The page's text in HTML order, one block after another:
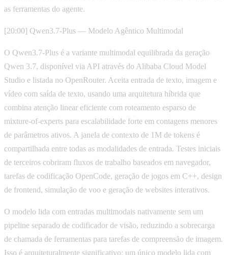
as ferramentas do agente.
[20:00] Qwen3.7-Plus — Modelo Agêntico Multimodal
O Qwen3.7-Plus é a variante multimodal equilibrada da geração
Qwen 3.7, disponível via API através do Alibaba Cloud Model
Studio e listada no OpenRouter. Aceita entrada de texto, imagem e
vídeo com saída de texto, usando uma arquitetura híbrida que
combina atenção linear eficiente com roteamento esparso de
mixture-of-experts para escalabilidade forte em contagens menores
de parâmetros ativos. A janela de contexto de 1M de tokens é
compartilhada entre todas as modalidades de entrada. Testes iniciais
de terceiros cobriram fluxos de trabalho baseados em navegador,
tarefas de codificação OpenCode, geração de jogos em C++, design
de frontend, simulação de voo e geração de websites interativos.
O modelo lida com entradas multimodais nativamente sem um
pipeline separado de codificador de visão, reduzindo a sobrecarga
de chamada de ferramentas para tarefas de compreensão de imagem.
Isso é arquiteturalmente significativo: um único modelo lida com